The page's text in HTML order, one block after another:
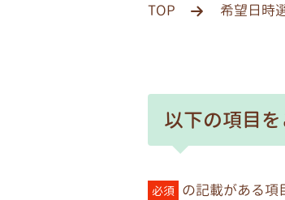
TOP 希望日時
以下の項目
必須 の記載がある項